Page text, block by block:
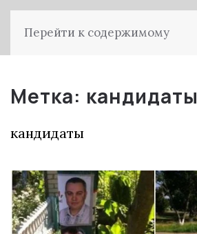
Перейти к содержимому
Метка: кандидаты
кандидаты